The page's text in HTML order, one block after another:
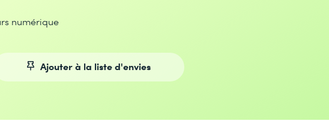
numérique
Ajouter à la liste d'envies